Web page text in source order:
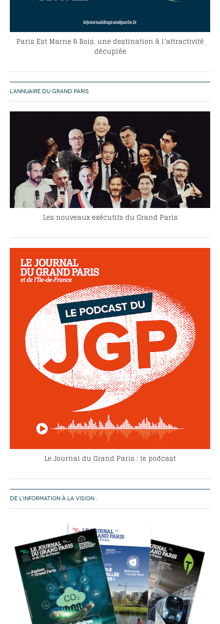
Paris Est Marne & Bois, une destination à l’attractivité
décuplée
L’ANNUAIRE DU GRAND PARIS
Les nouveaux exécutifs du Grand Paris
Le Journal du Grand Paris : le podcast
DE L’INFORMATION À LA VISION :